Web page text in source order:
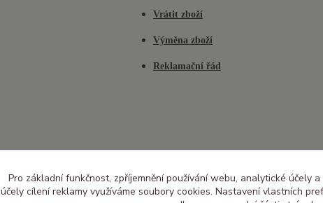
Vrátit zboží
Výměna zboží
Reklamační řád
Pro základní funkčnost, zpříjemnění používání webu, analytické účely
účely cílení reklamy využíváme soubory cookies. Nastavení vlastních